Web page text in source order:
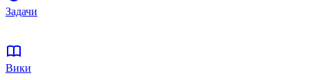
Задачи
Вики